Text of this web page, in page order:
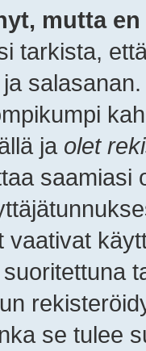
mutta
tarkista,
ja olet
saamiasi
vaativat
se tulee